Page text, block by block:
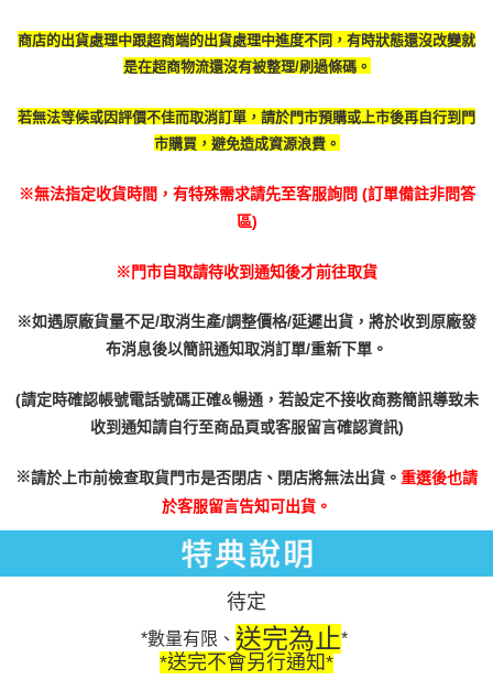
商店的出貨處理中跟超商端的出貨處理中進度不同，有時狀態還沒改變就
是在超商物流還沒有被整理/刷過條碼。
若無法等候或因評價不佳而取消訂單，請於門市預購或上市後再自行到門
市購買，避免造成資源浪費。
※無法指定收貨時間，有特殊需求請先至客服詢問 (訂單備註非問答
區)
※門市自取請待收到通知後才前往取貨
※如遇原廠貨量不足/取消生產/調整價格/延遲出貨，將於收到原廠發
布消息後以簡訊通知取消訂單/重新下單。
(請定時確認帳號電話號碼正確&暢通，若設定不接收商務簡訊導致未
收到通知請自行至商品頁或客服留言確認資訊)
※請於上市前檢查取貨門市是否閉店、閉店將無法出貨。 重選後也請
於客服留言告知可出貨。
待定
*數量有限、 送完為止*
*送完不會另行通知*